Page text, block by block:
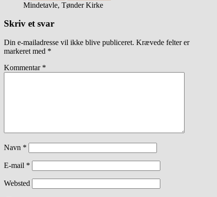
Mindetavle, Tønder Kirke
Skriv et svar
Din e-mailadresse vil ikke blive publiceret. Krævede felter er
markeret med *
Kommentar *
Navn *
E-mail *
Websted